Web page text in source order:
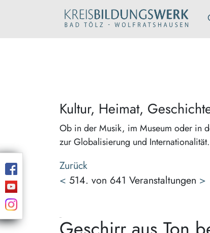
Kultur, Heimat,
Ob in der Musik, im Museum oder in
zur Globalisierung und Internationalität.
Zurück
< 514. von 641 Veranstaltungen >